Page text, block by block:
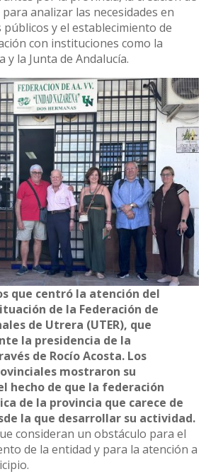
analizar las necesidades en
y el establecimiento de
con instituciones como la
y la Junta de Andalucía.
que centró la atención del
de la Federación de
de Utrera (UTER), que
la presidencia de la
de Rocío Acosta. Los
mostraron su
hecho de que la federación
de la provincia que carece de
la que desarrollar su actividad.
consideran un obstáculo para el
de la entidad y para la atención a